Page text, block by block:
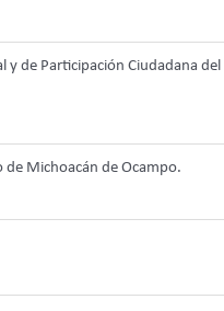
y de Participación Ciudadana
de Michoacán de Ocampo.